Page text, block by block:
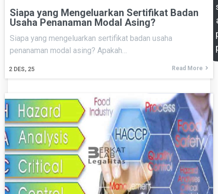
Siapa yang Mengeluarkan Sertifikat Badan
Usaha Penanaman Modal Asing?
2 DES, 25
Siapa yang mengeluarkan sertifikat badan usaha
penanaman modal asing? Apakah…
Read More